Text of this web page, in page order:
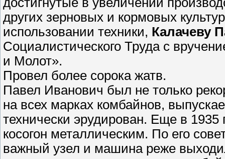
других зерновых и кормовых
использовании техники, Калачеву
Социалистического Труда с
и Молот».
Провел более сорока жатв.
Павел Иванович был не только
на всех марках комбайнов,
технически эрудирован. Еще в
косогон металлическим. По его
важный узел и машина реже